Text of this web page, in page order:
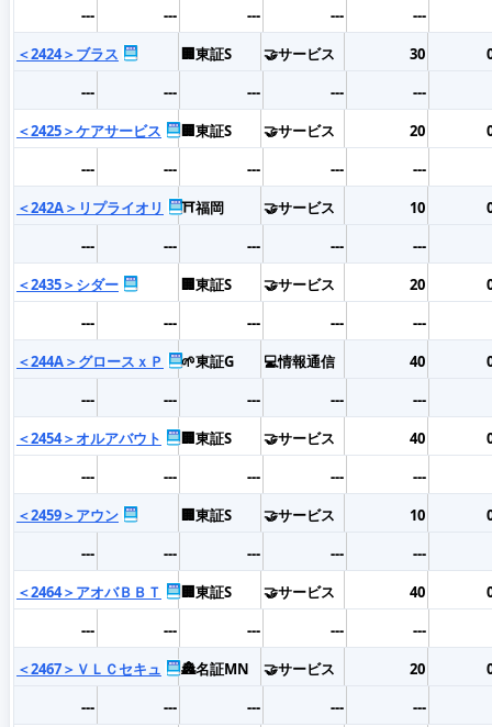
---
--- --- ---
---
＜2424＞ブラス
🏢東証S 🤝サービス 30
---
--- --- ---
---
＜2425＞ケアサービス
🏢東証S 🤝サービス 20
---
--- --- ---
---
＜242A＞リプライオリ
⛩️福岡 🤝サービス 10
---
--- --- ---
---
＜2435＞シダー
🏢東証S 🤝サービス 20
---
--- --- ---
---
＜244A＞グロースｘＰ
🌱東証G 💻情報通信 40
---
--- --- ---
---
＜2454＞オルアバウト
🏢東証S 🤝サービス 40
---
--- --- ---
---
＜2459＞アウン
🏢東証S 🤝サービス 10
---
--- --- ---
---
＜2464＞アオバＢＢＴ
🏢東証S 🤝サービス 40
---
--- --- ---
---
＜2467＞ＶＬＣセキュ
🏯名証MN 🤝サービス 20
---
--- --- ---
---